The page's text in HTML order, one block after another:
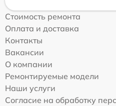
Стоимость ремонта
Оплата и доставка
Контакты
Вакансии
О компании
Ремонтируемые модели
Наши услуги
Согласие на обработку